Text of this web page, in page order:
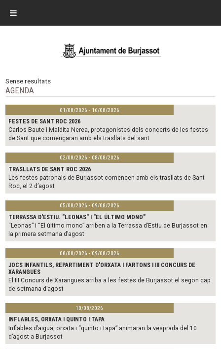
Sense resultats
AGENDA
01/08/2026 - 16/08/2026
FESTES DE SANT ROC 2026
Carlos Baute i Maldita Nerea, protagonistes dels concerts de les festes
de Sant que començaran amb els trasllats del sant
02/08/2026 - 08/08/2026
TRASLLATS DE SANT ROC 2026
Les festes patronals de Burjassot comencen amb els trasllats de Sant
Roc, el 2 d’agost
05/08/2026 - 09/08/2026
TERRASSA D'ESTIU. "LEONAS" I "EL ÚLTIMO MONO"
“Leonas” i “El último mono” arriben a la Terrassa d’Estiu de Burjassot en
la primera setmana d’agost
08/08/2026 - 09/08/2026
JOCS INFANTILS, REPARTIMENT D'ORXATA I FARTONS I III CONCURS DE
XARANGUES
El III Concurs de Xarangues arriba a les festes de Burjassot el segon cap
de setmana d’agost
10/08/2026
INFLABLES, ORXATA I QUINTO I TAPA
Inflables d’aigua, orxata i “quinto i tapa” animaran la vesprada del 10
d’agost a Burjassot